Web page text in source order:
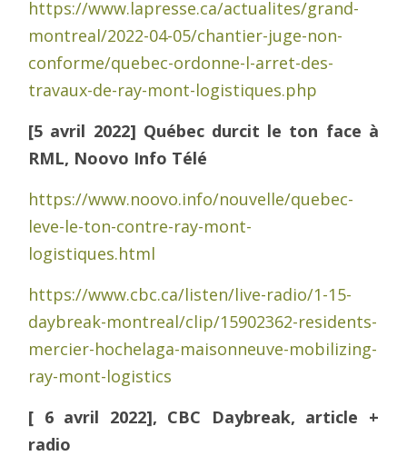
https://www.lapresse.ca/actualites/grand-
montreal/2022-04-05/chantier-juge-non-
conforme/quebec-ordonne-l-arret-des-
travaux-de-ray-mont-logistiques.php
[5 avril 2022] Québec durcit le ton face à
RML, Noovo Info Télé
https://www.noovo.info/nouvelle/quebec-
leve-le-ton-contre-ray-mont-
logistiques.html
https://www.cbc.ca/listen/live-radio/1-15-
daybreak-montreal/clip/15902362-residents-
mercier-hochelaga-maisonneuve-mobilizing-
ray-mont-logistics
[ 6 avril 2022], CBC Daybreak, article +
radio